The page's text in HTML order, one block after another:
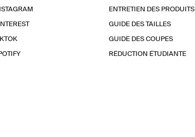
ENTRETIEN DES PRODUITS
GUIDE DES TAILLES
GUIDE DES COUPES
RÉDUCTION ÉTUDIANTE